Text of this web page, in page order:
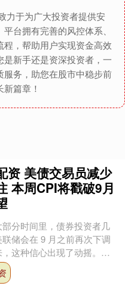
力于为广大投资者提供安
台拥有完善的风控体系、
，帮助用户实现资金高效
新手还是资深投资者，一
务，助您在股市中稳步前
篇章！
资 美债交易员减少
本周CPI将戳破9月
分时间里，债券投资者几
储会在 9 月之前再次下调
这种信心出现了动摇。而
虑使得本周对CPI通胀数据
中，....